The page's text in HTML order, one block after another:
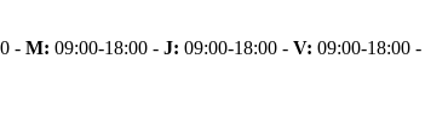
- M: 09:00-18:00 - J: 09:00-18:00 - V: 09:00-18:00 -